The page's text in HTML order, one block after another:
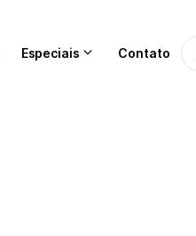
Especiais Contato